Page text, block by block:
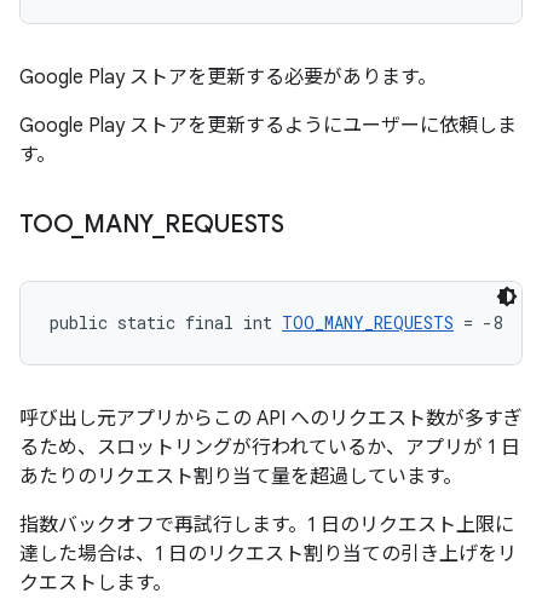
Google Play ストアを更新する必要があります。
Google Play ストアを更新するようにユーザーに依頼しま
す。
TOO_ MANY_ REQUESTS
public static final int TOO_MANY_REQUESTS = -8
呼び出し元アプリからこの API へのリクエスト数が多すぎ
るため、スロットリングが行われているか、アプリが 1 日
あたりのリクエスト割り当て量を超過しています。
指数バックオフで再試行します。1 日のリクエスト上限に
達した場合は、1 日のリクエスト割り当ての引き上げをリ
クエストします。